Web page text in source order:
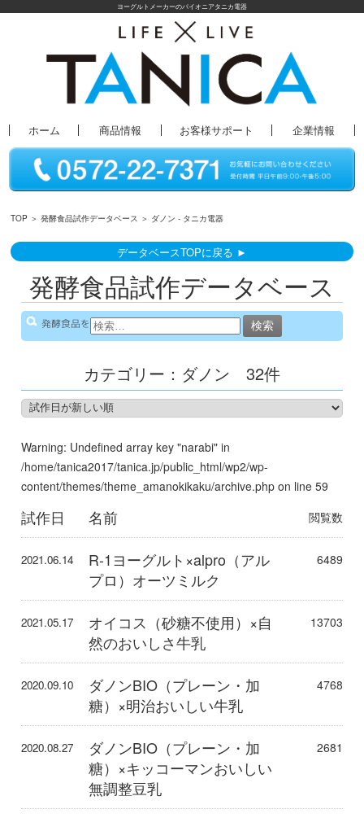
ヨーグルトメーカーのパイオニアタニカ電器
ホーム 商品情報 お客様サポート 企業情報
TOP ＞発酵食品試作データベース ＞ ダノン - タニカ電器
データベースTOPに戻る ►
発酵食品試作データベース
発酵食品を検
索:
カテゴリー：ダノン 32件
Warning: Undefined array key "narabi" in
/home/tanica2017/tanica.jp/public_html/wp2/wp-
content/themes/theme_amanokikaku/archive.php on line59
試作日 名前 閲覧数
2021.06.14
R-1ヨーグルト×alpro（アル
プロ）オーツミルク
6489
2021.05.17
オイコス（砂糖不使用）×自
然のおいしさ牛乳
13703
2020.09.10
ダノンBIO（プレーン・加
糖）×明治おいしい牛乳
4768
2020.08.27
ダノンBIO（プレーン・加
糖）×キッコーマンおいしい
無調整豆乳
2681